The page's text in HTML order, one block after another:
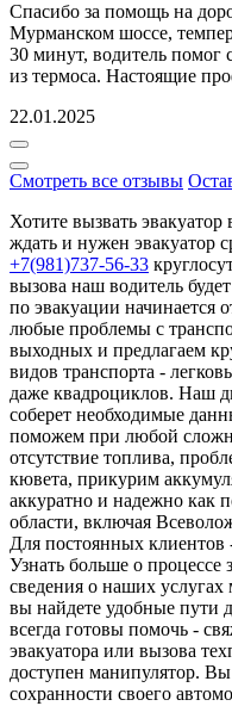
Спасибо за помощь на
Мурманском шоссе,
30 минут, водитель помог
из термоса. Настоящие
22.01.2025
Смотреть все отзывы
Хотите вызвать
ждать и нужен эвакуатор
+7(981)737-56-33
вызова наш водитель
по эвакуации
любые проблемы с
выходных и предлагаем
видов транспорта -
даже квадроциклов. Наш
соберет необходимые
поможем при любой
отсутствие топлива,
кювета, прикурим
аккуратно и надежно как
области, включая
Для постоянных
Узнать больше о процессе
сведения о наших
вы найдете удобные пути
всегда готовы помочь -
эвакуатора или вызова
доступен манипулятор.
сохранности своего